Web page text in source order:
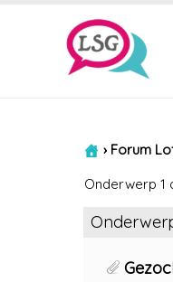
› Forum
Onderwerp 1